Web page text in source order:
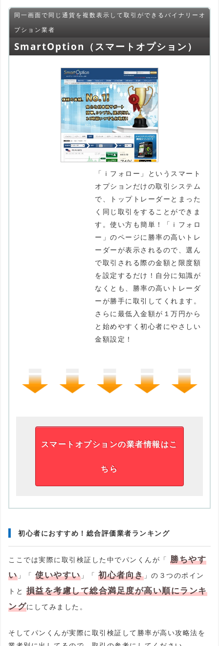
同一画面で同じ通貨を複数表示して取引ができるバイナリーオ
プション業者
SmartOption（スマートオプション）
「ｉフォロー」というスマート
オプションだけの取引システム
で、トップトレーダーとまった
く同じ取引をすることができま
す。使い方も簡単！「ｉフォロ
ー」のページに勝率の高いトレ
ーダーが表示されるので、選ん
で取引される際の金額と限度額
を設定するだけ！自分に知識が
なくとも、勝率の高いトレーダ
ーが勝手に取引してくれます。
さらに最低入金額が１万円から
と始めやすく初心者にやさしい
金額設定！
スマートオプションの業者情報はこ
ちら
初心者におすすめ！総合評価業者ランキング
ここでは実際に取引検証した中でパンくんが「 勝ちやす
い」「 使いやすい」「 初心者向き」の３つのポイン
トと 損益を考慮して総合満足度が高い順にランキ
ングにしてみました。
そしてパンくんが実際に取引検証して勝率が高い攻略法を